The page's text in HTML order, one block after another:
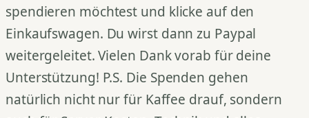
spendieren möchtest und klicke auf den
Einkaufswagen. Du wirst dann zu Paypal
weitergeleitet. Vielen Dank vorab für deine
Unterstützung! P.S. Die Spenden gehen
natürlich nicht nur für Kaffee drauf, sondern